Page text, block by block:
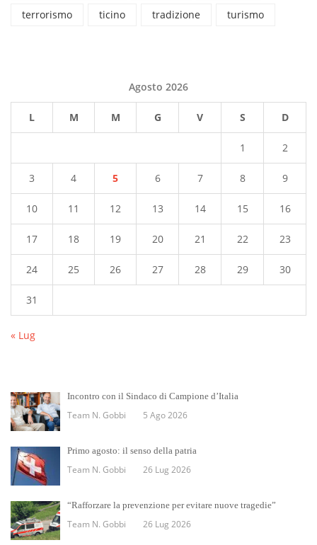
terrorismo
ticino tradizione turismo
Agosto 2026
L M M G V S D
1 2
3 4 5 6 7 8 9
10 11 12 13 14 15 16
17 18 19 20 21 22 23
24 25 26 27 28 29 30
31
« Lug
Incontro con il Sindaco di Campione d’Italia
Team N. Gobbi 5 Ago 2026
Primo agosto: il senso della patria
Team N. Gobbi 26 Lug 2026
“Rafforzare la prevenzione per evitare nuove tragedie”
Team N. Gobbi 26 Lug 2026